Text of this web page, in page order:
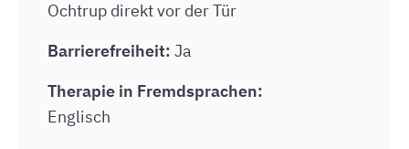
Ochtrup direkt vor der Tür
Barrierefreiheit: Ja
Therapie in Fremdsprachen:
Englisch